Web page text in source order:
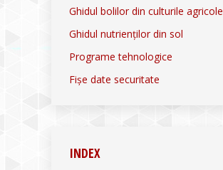
Ghidul bolilor din culturile agricole
Ghidul nutrienților din sol
Programe tehnologice
Fișe date securitate
INDEX